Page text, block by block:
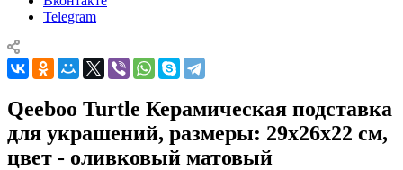
Telegram
Qeeboo Turtle Керамическая подставка
для украшений, размеры: 29x26x22 см,
цвет - оливковый матовый